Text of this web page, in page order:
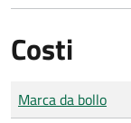
Costi
Tipo di pagamento
Importo
Marca da bollo